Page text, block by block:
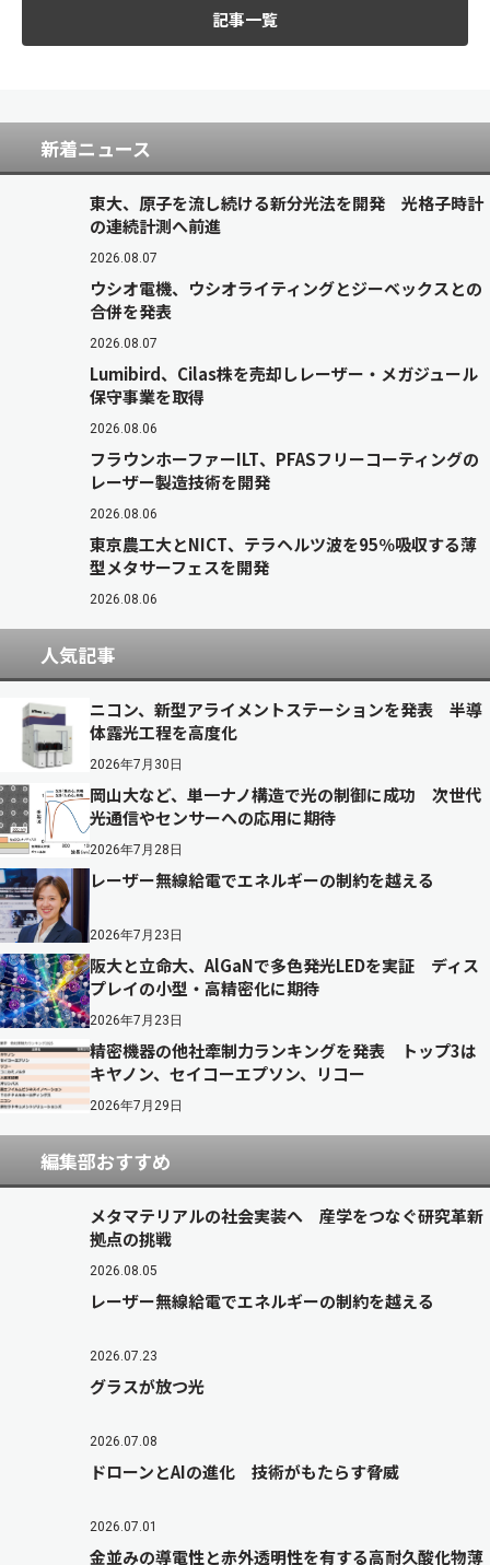
記事一覧
新着ニュース
東大、原子を流し続ける新分光法を開発 光格子時計
の連続計測へ前進
2026.08.07
ウシオ電機、ウシオライティングとジーベックスとの
合併を発表
2026.08.07
Lumibird、Cilas株を売却しレーザー・メガジュール
保守事業を取得
2026.08.06
フラウンホーファーILT、PFASフリーコーティングの
レーザー製造技術を開発
2026.08.06
東京農工大とNICT、テラヘルツ波を95％吸収する薄
型メタサーフェスを開発
2026.08.06
人気記事
ニコン、新型アライメントステーションを発表 半導
体露光工程を高度化
2026年7月30日
岡山大など、単一ナノ構造で光の制御に成功 次世代
光通信やセンサーへの応用に期待
2026年7月28日
レーザー無線給電でエネルギーの制約を越える
2026年7月23日
阪大と立命大、AlGaNで多色発光LEDを実証 ディス
プレイの小型・高精密化に期待
2026年7月23日
精密機器の他社牽制力ランキングを発表 トップ3は
キヤノン、セイコーエプソン、リコー
2026年7月29日
編集部おすすめ
メタマテリアルの社会実装へ 産学をつなぐ研究革新
拠点の挑戦
2026.08.05
レーザー無線給電でエネルギーの制約を越える
2026.07.23
グラスが放つ光
2026.07.08
ドローンとAIの進化 技術がもたらす脅威
2026.07.01
金並みの導電性と赤外透明性を有する高耐久酸化物薄